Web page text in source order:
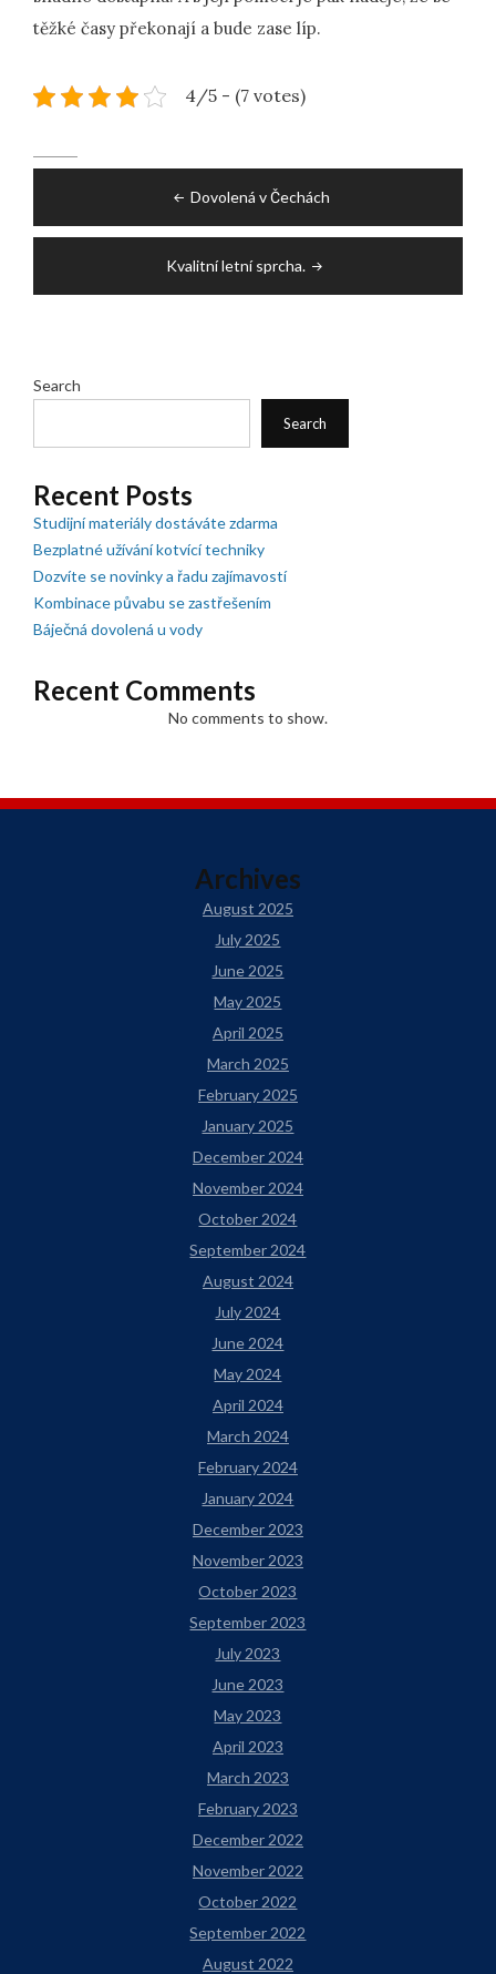
těžké časy překonají a bude zase líp.
4/5 - (7 votes)
Dovolená v Čechách
Kvalitní letní sprcha.
Search
Search
Recent Posts
Studijní materiály dostáváte zdarma
Bezplatné užívání kotvící techniky
Dozvíte se novinky a řadu zajímavostí
Kombinace půvabu se zastřešením
Báječná dovolená u vody
Recent Comments
No comments to show.
Archives
August 2025
July 2025
June 2025
May 2025
April 2025
March 2025
February 2025
January 2025
December 2024
November 2024
October 2024
September 2024
August 2024
July 2024
June 2024
May 2024
April 2024
March 2024
February 2024
January 2024
December 2023
November 2023
October 2023
September 2023
July 2023
June 2023
May 2023
April 2023
March 2023
February 2023
December 2022
November 2022
October 2022
September 2022
August 2022